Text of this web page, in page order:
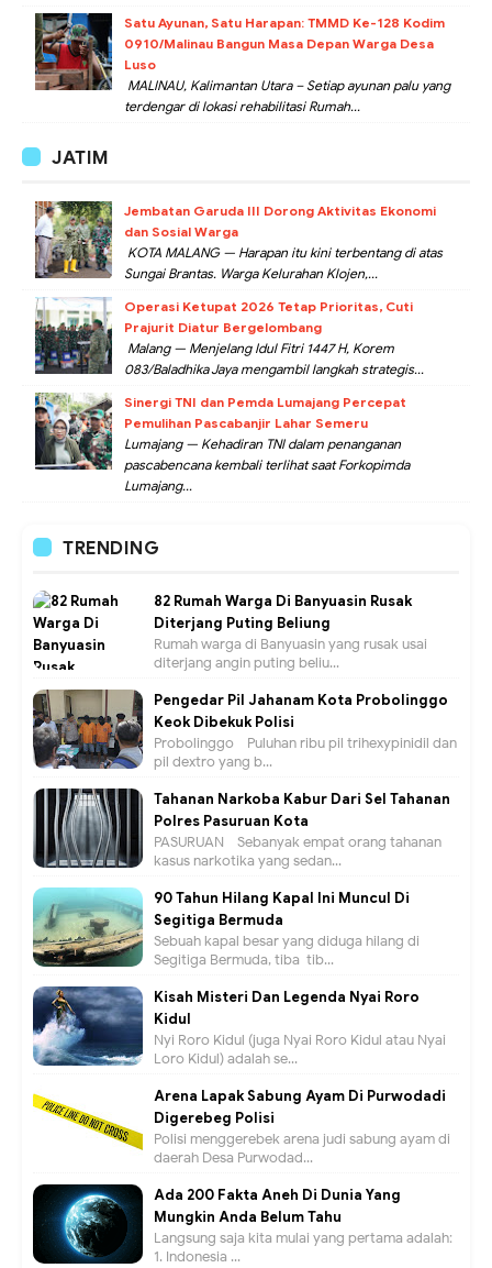
Satu Ayunan, Satu Harapan: TMMD Ke-128 Kodim
0910/Malinau Bangun Masa Depan Warga Desa
Luso
MALINAU, Kalimantan Utara – Setiap ayunan palu yang
terdengar di lokasi rehabilitasi Rumah...
JATIM
Jembatan Garuda III Dorong Aktivitas Ekonomi
dan Sosial Warga
KOTA MALANG — Harapan itu kini terbentang di atas
Sungai Brantas. Warga Kelurahan Klojen,...
Operasi Ketupat 2026 Tetap Prioritas, Cuti
Prajurit Diatur Bergelombang
Malang — Menjelang Idul Fitri 1447 H, Korem
083/Baladhika Jaya mengambil langkah strategis...
Sinergi TNI dan Pemda Lumajang Percepat
Pemulihan Pascabanjir Lahar Semeru
Lumajang — Kehadiran TNI dalam penanganan
pascabencana kembali terlihat saat Forkopimda
Lumajang...
TRENDING
82 Rumah Warga Di Banyuasin Rusak
Diterjang Puting Beliung
Rumah warga di Banyuasin yang rusak usai
diterjang angin puting beliu...
Pengedar Pil Jahanam Kota Probolinggo
Keok Dibekuk Polisi
Probolinggo - Puluhan ribu pil trihexypinidil dan
pil dextro yang b...
Tahanan Narkoba Kabur Dari Sel Tahanan
Polres Pasuruan Kota
PASURUAN - Sebanyak empat orang tahanan
kasus narkotika yang sedan...
90 Tahun Hilang Kapal Ini Muncul Di
Segitiga Bermuda
Sebuah kapal besar yang diduga hilang di
Segitiga Bermuda, tiba-tib...
Kisah Misteri Dan Legenda Nyai Roro
Kidul
Nyi Roro Kidul (juga Nyai Roro Kidul atau Nyai
Loro Kidul) adalah se...
Arena Lapak Sabung Ayam Di Purwodadi
Digerebeg Polisi
Polisi menggerebek arena judi sabung ayam di
daerah Desa Purwodad...
Ada 200 Fakta Aneh Di Dunia Yang
Mungkin Anda Belum Tahu
Langsung saja kita mulai yang pertama adalah:
1. Indonesia ...